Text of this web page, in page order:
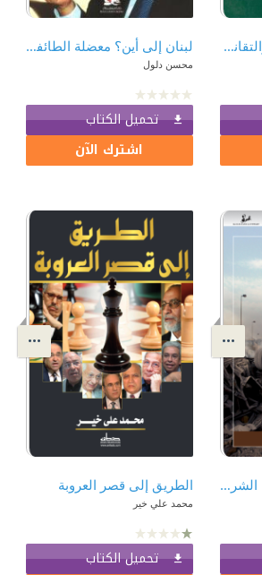
العرب وتحديات العلم والتقانة - تقدم من دون تغيير لبنان إلى أين؟ معضلة الطائفية والتحديات العربية والدولية
محسن دلول
تحميل الكتاب
اشترك الآن
الفوضى التي نظموها ؛ الشرق الأوسط بعد العراق الطريق إلى قصر العروبة
محمد علي خير
تحميل الكتاب